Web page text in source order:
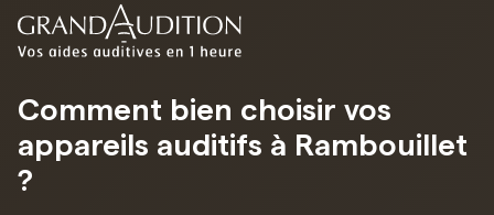
Comment bien choisir vos
appareils auditifs à Rambouillet
?